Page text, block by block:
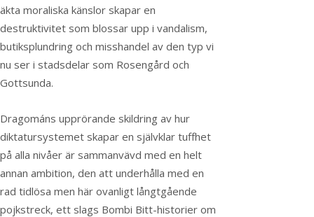
äkta moraliska känslor skapar en
destruktivitet som blossar upp i vandalism,
butiksplundring och misshandel av den typ vi
nu ser i stadsdelar som Rosengård och
Gottsunda.
Dragománs upprörande skildring av hur
diktatursystemet skapar en självklar tuffhet
på alla nivåer är sammanvävd med en helt
annan ambition, den att underhålla med en
rad tidlösa men här ovanligt långtgående
pojkstreck, ett slags Bombi Bitt-historier om